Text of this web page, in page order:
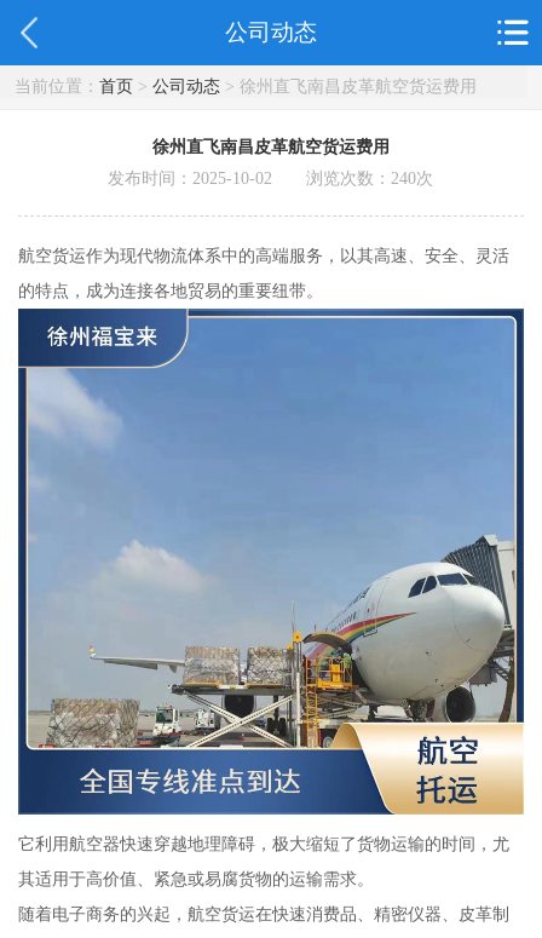
公司动态
当前位置： 首页> 公司动态> 徐州直飞南昌皮革航空货运费用
徐州直飞南昌皮革航空货运费用
发布时间：2025-10-02 浏览次数：240次
航空货运作为现代物流体系中的高端服务，以其高速、安全、灵活
的特点，成为连接各地贸易的重要纽带。
它利用航空器快速穿越地理障碍，极大缩短了货物运输的时间，尤
其适用于高价值、紧急或易腐货物的运输需求。
随着电子商务的兴起，航空货运在快速消费品、精密仪器、皮革制